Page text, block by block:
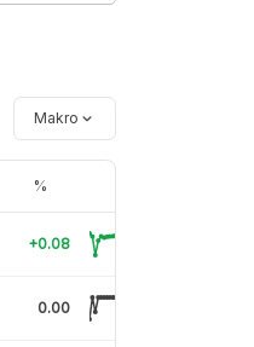
Makro
%
+0.08
0.00